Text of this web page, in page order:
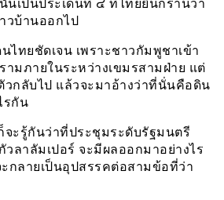
นเป็นประเด็นที่ ๔ ที่ไทยยืนกรานว่า
วบ้านออกไป
ไทยชัดเจน เพราะชาวกัมพูชาเข้า
มภายในระหว่างเขมรสามฝ่าย แต่
กลับไป แล้วจะมาอ้างว่าที่นั่นคือดิน
รกัน
ะรู้กันว่าที่ประชุมระดับรัฐมนตรี
วลาลัมเปอร์ จะมีผลออกมาอย่างไร
กลายเป็นอุปสรรคต่อสามข้อที่ว่า